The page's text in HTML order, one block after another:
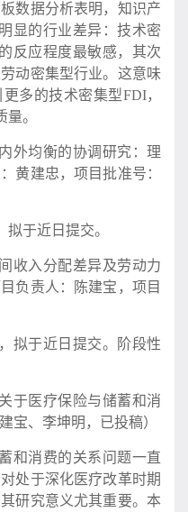
数据分析表明，知识产
显的行业差异：技术密
反应程度最敏感，其次
动密集型行业。这意味
多的技术密集型FDI，
。
外均衡的协调研究：理
黄建忠，项目批准号：
于近日提交。
收入分配差异及劳动力
负责人：陈建宝，项目
拟于近日提交。阶段性
于医疗保险与储蓄和消
宝、李坤明，已投稿）
和消费的关系问题一直
处于深化医疗改革时期
研究意义尤其重要。本